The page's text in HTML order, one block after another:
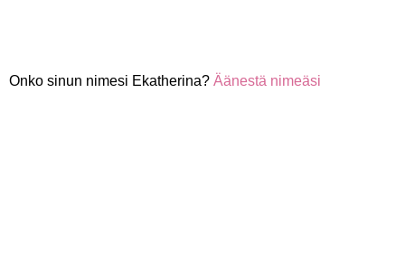
Onko sinun nimesi Ekatherina? Äänestä nimeäsi